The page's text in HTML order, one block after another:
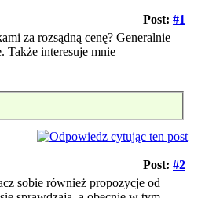
Post: #1
za rozsądną cenę? Generalnie
Także interesuje mnie
Post: #2
sobie również propozycje od